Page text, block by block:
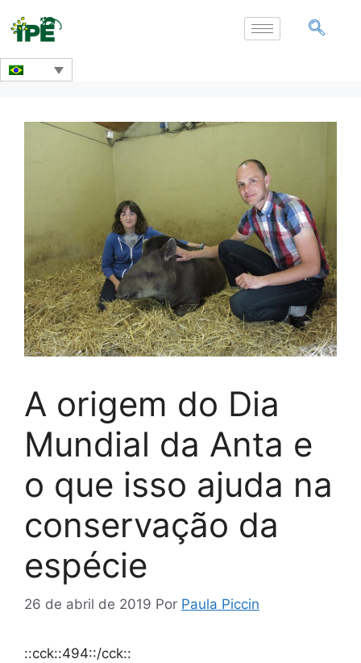
A origem do Dia
Mundial da Anta e
o que isso ajuda na
conservação da
espécie
26 de abril de 2019 Por Paula Piccin
::cck::494::/cck::